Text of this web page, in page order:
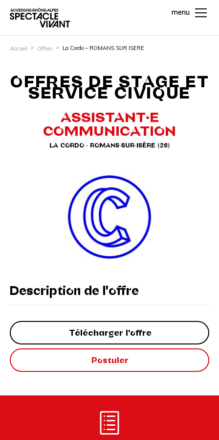
menu
Accueil Offres La Cordo – ROMANS SUR ISERE
OFFRES DE STAGE ET
SERVICE CIVIQUE
ASSISTANT·E
COMMUNICATION
LA CORDO - ROMANS-SUR-ISÈRE (26)
Description de l'offre
Télécharger l'offre
Postuler